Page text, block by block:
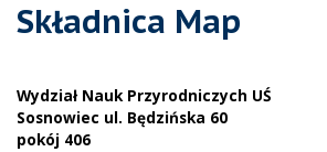
Składnica Map
Wydział Nauk Przyrodniczych UŚ
Sosnowiec ul. Będzińska 60
pokój 406